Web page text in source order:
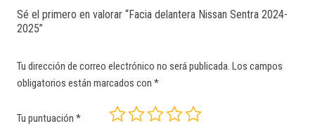
Sé el primero en valorar “Facia delantera Nissan Sentra 2024-
2025”
Tu dirección de correo electrónico no será publicada. Los campos
obligatorios están marcados con *
Tu puntuación *